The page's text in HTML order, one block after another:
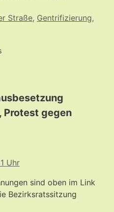
Straße, Gentrifizierung,
Protest gegen
Uhr
sind oben im Link
Bezirksratssitzung